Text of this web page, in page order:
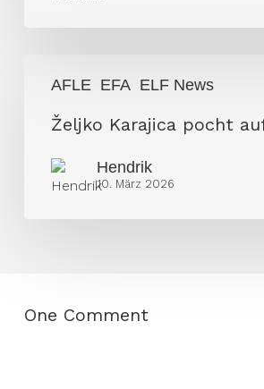
AFLE EFA ELF News
Karajica
pocht
Verträge
Željko Karajica pocht
Hendrik
10. März 2026
One Comment